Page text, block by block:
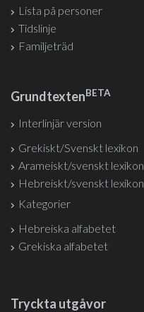
Lista på personer
Tidslinje
Familjeträd
GrundtextenBETA
Interlinjär version
Grekiskt/Svenskt lexikon
Arameiskt/svenskt lexikon
Hebreiskt/svenskt lexikon
Kategorier
Hebreiska alfabetet
Grekiska alfabetet
Tryckta utgåvor